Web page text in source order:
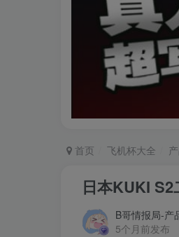
首页 飞机杯大全
日本KUKI
B哥情报局-产
5个月前发布